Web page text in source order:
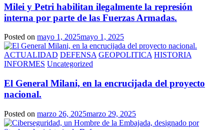
Milei y Petri habilitan ilegalmente la represión
interna por parte de las Fuerzas Armadas.
Posted on mayo 1, 2025mayo 1, 2025
ACTUALIDAD DEFENSA GEOPOLITICA HISTORIA
INFORMES Uncategorized
El General Milani, en la encrucijada del proyecto
nacional.
Posted on marzo 26, 2025marzo 29, 2025